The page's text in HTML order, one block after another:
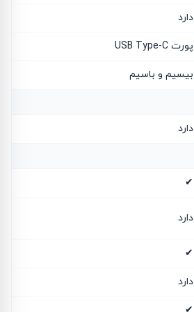
دارد
پورت USB Type-C
بیسیم و باسیم
دارد
✔
دارد
✔
دارد